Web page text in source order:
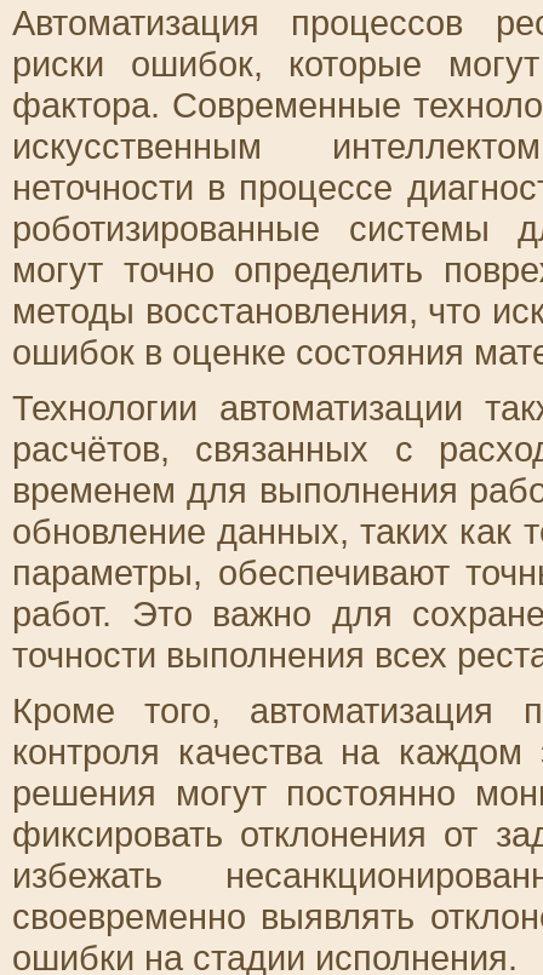
Автоматизация процессов
риски ошибок, которые могут
фактора. Современные
искусственным
неточности в процессе
роботизированные системы
могут точно определить
методы восстановления, что
ошибок в оценке состояния
Технологии автоматизации
расчётов, связанных с
временем для выполнения
обновление данных, таких как
параметры, обеспечивают
работ. Это важно для
точности выполнения всех
Кроме того, автоматизация
контроля качества на
решения могут постоянно
фиксировать отклонения от
избежать
своевременно выявлять
ошибки на стадии исполнения.